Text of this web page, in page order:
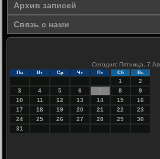
Архив записей
Связь с нами
Сегодня: Пятница, 7
Пн Вт Ср Чт Пт Сб Вс
1
2
3
4 5 6 7 8
9
10
11 12 13 14 15
16
17
18 19 20 21 22
23
24
25 26 27 28 29
30
31